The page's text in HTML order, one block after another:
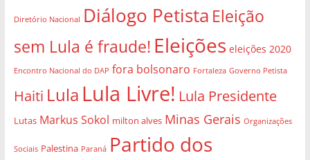
Diretório Nacional Diálogo Petista Eleição
sem Lula é fraude! Eleições eleições 2020
Encontro Nacional do DAP fora bolsonaro Fortaleza Governo Petista
Haiti Lula Lula Livre! Lula Presidente
Lutas Markus Sokol milton alves Minas Gerais Organizações
Sociais Palestina Paraná Partido dos